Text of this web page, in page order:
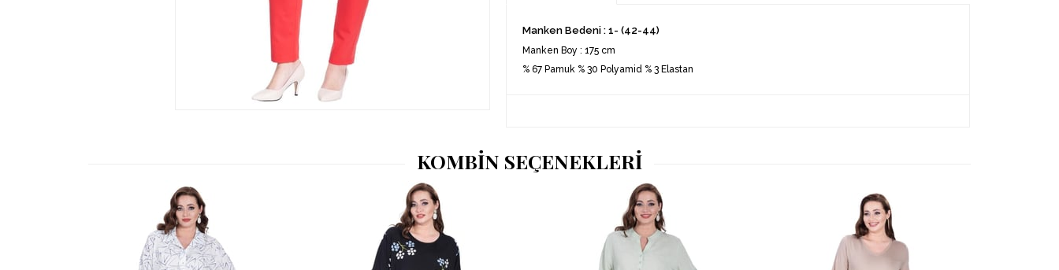
Manken Bedeni : 1- (42-44)
Manken Boy : 175 cm
% 67 Pamuk % 30 Polyamid % 3 Elastan
KOMBİN SEÇENEKLERİ